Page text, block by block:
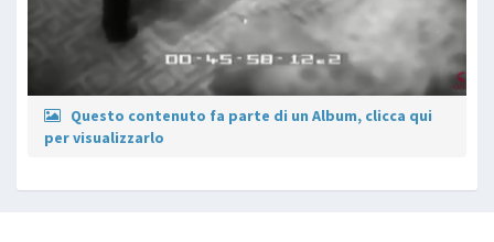
Questo contenuto fa parte di un Album, clicca qui
per visualizzarlo